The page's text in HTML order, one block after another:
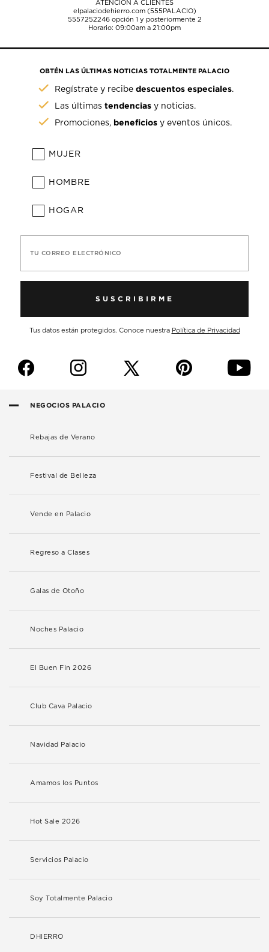
ATENCIÓN A CLIENTES
elpalaciodehierro.com (555PALACIO)
5557252246opción 1 y posteriormente 2
Horario: 09:00am a 21:00pm
OBTÉN LAS ÚLTIMAS NOTICIAS TOTALMENTE PALACIO
Regístrate y recibedescuentos especiales.
Las últimastendencias y noticias.
Promociones, beneficios y eventos únicos.
MUJER
HOMBRE
HOGAR
TU CORREO ELECTRÓNICO
SUSCRIBIRME
Tus datos están protegidos. Conoce nuestra Política de Privacidad
f i p y
NEGOCIOS PALACIO
Rebajas de Verano
Festival de Belleza
Vende en Palacio
Regreso a Clases
Galas de Otoño
Noches Palacio
El Buen Fin 2026
Club Cava Palacio
Navidad Palacio
Amamos los Puntos
Hot Sale 2026
Servicios Palacio
Soy Totalmente Palacio
DHIERRO